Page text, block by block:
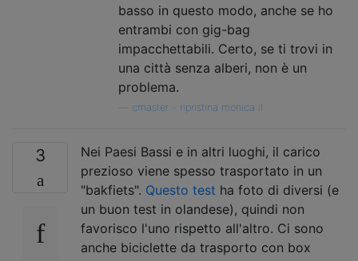
basso in questo modo, anche se ho
entrambi con gig-bag
impacchettabili. Certo, se ti trovi in ​​
una città senza alberi, non è un
problema.
cmaster - ripristina monica il
3
Nei Paesi Bassi e in altri luoghi, il carico
prezioso viene spesso trasportato in un
"bakfiets". Questo test ha foto di diversi (e
un buon test in olandese), quindi non
favorisco l'uno rispetto all'altro. Ci sono
anche biciclette da trasporto con box